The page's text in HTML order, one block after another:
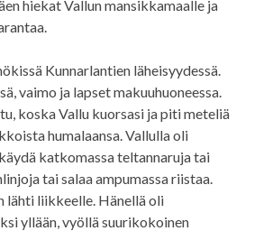
hiekat Vallun mansikkamaalle ja
Kunnarlantien läheisyydessä.
vaimo ja lapset makuuhuoneessa.
koska Vallu kuorsasi ja piti meteliä
humalaansa. Vallulla oli
katkomassa teltannaruja tai
tai salaa ampumassa riistaa.
lähti liikkeelle. Hänellä oli
yllään, vyöllä suurikokoinen